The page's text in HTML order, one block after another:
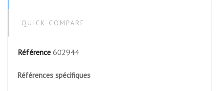
QUICK COMPARE
Référence 602944
Références spécifiques